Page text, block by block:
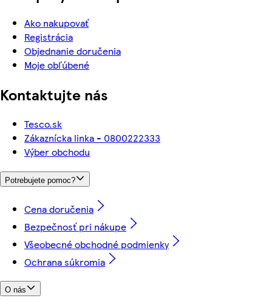
Ako nakupovať
Registrácia
Objednanie doručenia
Moje obľúbené
Kontaktujte nás
Tesco.sk
Zákaznícka linka - 0800222333
Výber obchodu
Potrebujete pomoc?
Cena doručenia
Bezpečnosť pri nákupe
Všeobecné obchodné podmienky
Ochrana súkromia
O nás